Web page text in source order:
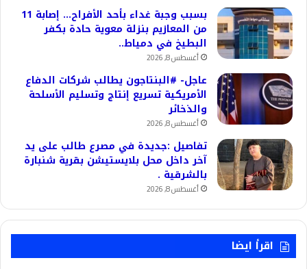
بسبب وجبة غداء بأحد الأفراح… إصابة 11
من المعازيم بنزلة معوية حادة بكفر
البطيخ في دمياط..
أغسطس 8, 2026
عاجل- #البنتاجون يطالب شركات الدفاع
الأمريكية تسريع إنتاج وتسليم الأسلحة
والذخائر
أغسطس 8, 2026
تفاصيل :جديدة في مصرع طالب على يد
آخر داخل محل بلايستيشن بقرية شنبارة
بالشرقية .
أغسطس 8, 2026
اقرأ ايضا